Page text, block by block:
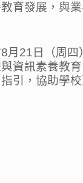
育發展，與
21日（周
資訊素養教
引，協助學